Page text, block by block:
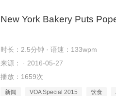
New York Bakery Puts
时长：2.5分钟 · 语速：133wpm
来源： · 2016-05-27
播放：1659次
新闻 VOA Special 2015 饮食